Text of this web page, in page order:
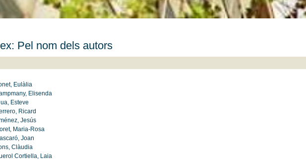
Pel nom dels autors
Eulàlia
Elisenda
Esteve
Ricard
Jesús
Maria-Rosa
Joan
Clàudia
Cortiella, Laia